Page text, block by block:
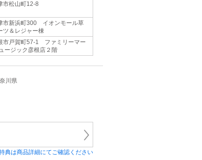
市松山町12-8
市新浜町300 イオンモール草
＆レジャー棟
市戸賀町57-1 ファミリーマー
ージック彦根店２階
川県
典は商品詳細にてご確認ください